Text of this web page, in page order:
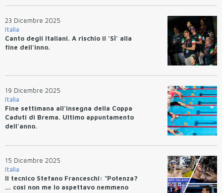
23 Dicembre 2025
Italia
Canto degli Italiani. A rischio il 'SÌ' alla
fine dell'inno.
19 Dicembre 2025
Italia
Fine settimana all'insegna della Coppa
Caduti di Brema. Ultimo appuntamento
dell'anno.
15 Dicembre 2025
Italia
Il tecnico Stefano Franceschi: "Potenza?
... cosi non me lo aspettavo nemmeno